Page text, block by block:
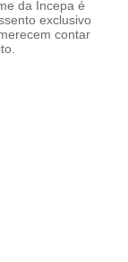
da Incepa é
exclusivo
contar